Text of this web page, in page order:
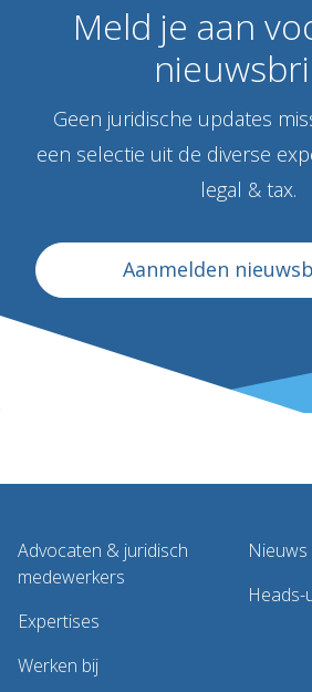
Meld je aan
Geen juridische updates
een selectie uit de diverse
legal & tax.
Aanmelden
Advocaten & juridisch
medewerkers
Expertises
Werken bij
Nieuws
Heads-